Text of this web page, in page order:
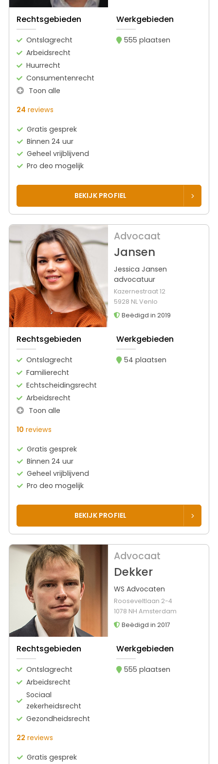
Rechtsgebieden
Ontslagrecht
Arbeidsrecht
Huurrecht
Consumentenrecht
Toon alle
Werkgebieden
555 plaatsen
24 reviews
Gratis gesprek
Binnen 24 uur
Geheel vrijblijvend
Pro deo mogelijk
BEKIJK PROFIEL
Advocaat
Jansen
Jessica Jansen
advocatuur
Kazernestraat 12
5928 NL Venlo
Beëdigd in 2019
Rechtsgebieden
Ontslagrecht
Familierecht
Echtscheidingsrecht
Arbeidsrecht
Toon alle
Werkgebieden
54 plaatsen
10 reviews
Gratis gesprek
Binnen 24 uur
Geheel vrijblijvend
Pro deo mogelijk
BEKIJK PROFIEL
Advocaat
Dekker
WS Advocaten
Rooseveltlaan 2-4
1078 NH Amsterdam
Beëdigd in 2017
Rechtsgebieden
Ontslagrecht
Arbeidsrecht
Sociaal
zekerheidsrecht
Gezondheidsrecht
Werkgebieden
555 plaatsen
22 reviews
Gratis gesprek